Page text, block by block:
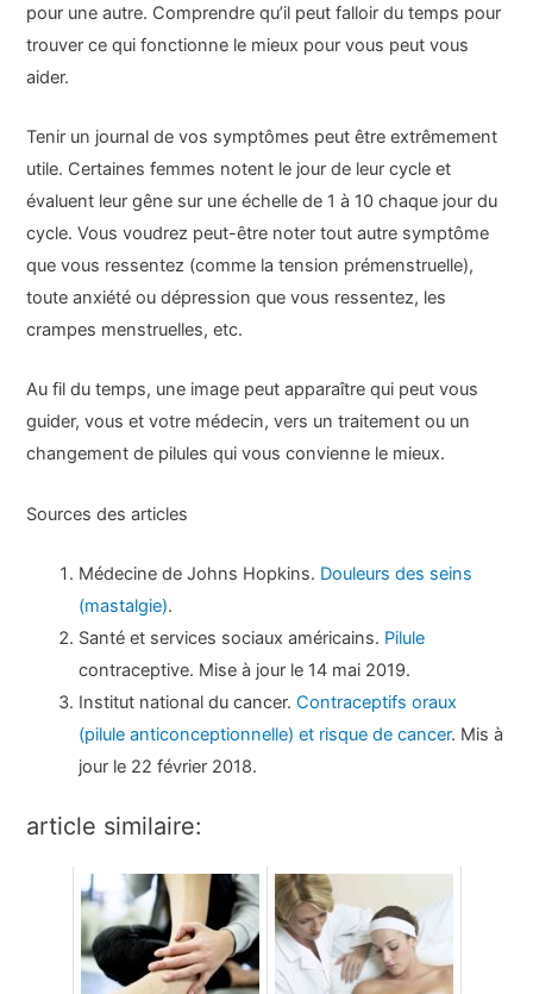
pour une autre. Comprendre qu’il peut falloir du temps pour
trouver ce qui fonctionne le mieux pour vous peut vous
aider.
Tenir un journal de vos symptômes peut être extrêmement
utile. Certaines femmes notent le jour de leur cycle et
évaluent leur gêne sur une échelle de 1 à 10 chaque jour du
cycle. Vous voudrez peut-être noter tout autre symptôme
que vous ressentez (comme la tension prémenstruelle),
toute anxiété ou dépression que vous ressentez, les
crampes menstruelles, etc.
Au fil du temps, une image peut apparaître qui peut vous
guider, vous et votre médecin, vers un traitement ou un
changement de pilules qui vous convienne le mieux.
Sources des articles
Médecine de Johns Hopkins. Douleurs des seins
(mastalgie).
Santé et services sociaux américains. Pilule
contraceptive. Mise à jour le 14 mai 2019.
Institut national du cancer.Contraceptifs oraux
(pilule anticonceptionnelle) et risque de cancer. Mis à
jour le 22 février 2018.
article similaire: